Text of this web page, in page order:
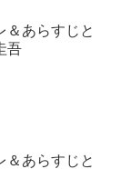
＆あらすじと
吾
＆あらすじと